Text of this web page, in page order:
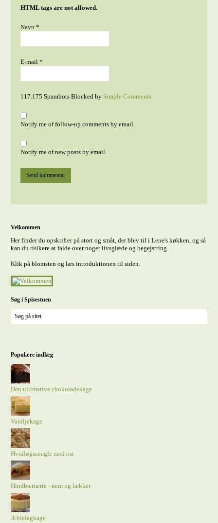
HTML tags are not allowed.
Navn*
E-mail*
117.175 Spambots Blocked by Simple Comments
Notify me of follow-up comments by email.
Notify me of new posts by email.
Velkommen
Her finder du opskrifter på stort og småt, der blev til i Lene's køkken, og så
kan du risikere at falde over noget livsglæde og begejstring...
Klik på blomsten og læs introduktionen til siden.
Søg i Spisestuen
Populære indlæg
Den ultimative chokoladekage
Vaniljekage
Hvidløgssnegle med ost
Hindbærtærte - nem og lækker
Æblelagkage